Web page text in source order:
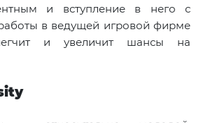
и вступление в него с
в ведущей игровой фирме
и увеличит шансы на